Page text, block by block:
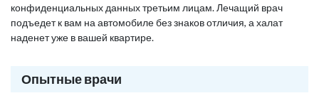
конфиденциальных данных третьим лицам. Лечащий врач
подъедет к вам на автомобиле без знаков отличия, а халат
наденет уже в вашей квартире.
Опытные врачи